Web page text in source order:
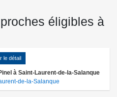
éligibles à
le détail
à Saint-Laurent-de-la-Salanque
de-la-Salanque